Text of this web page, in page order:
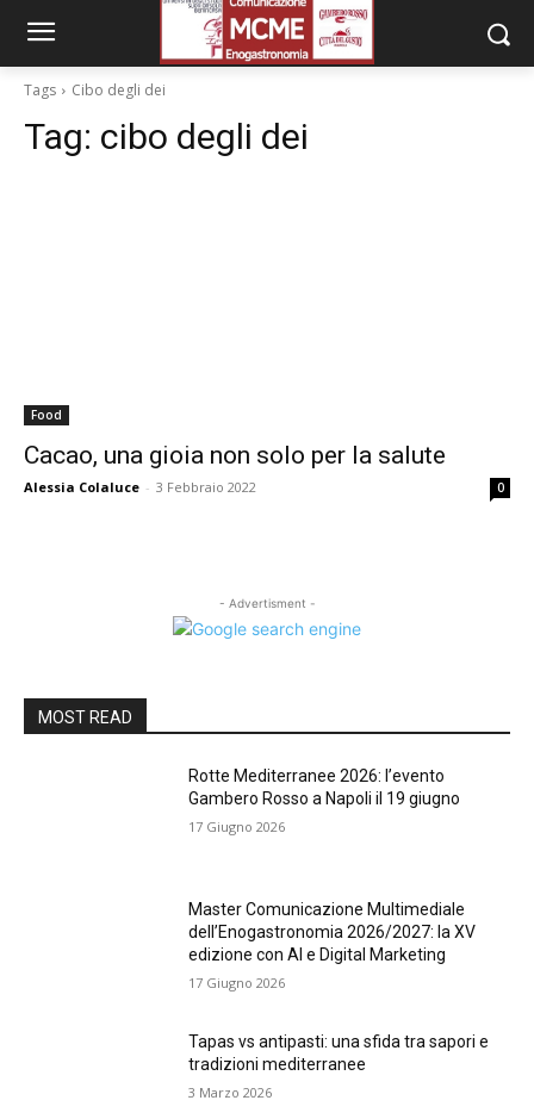
Tags Cibo degli dei
Tag: cibo degli dei
Food
Cacao, una gioia non solo per la salute
Alessia Colaluce - 3 Febbraio 2022 0
- Advertisment -
MOST READ
Rotte Mediterranee 2026: l’evento
Gambero Rosso a Napoli il 19 giugno
17 Giugno 2026
Master Comunicazione Multimediale
dell’Enogastronomia 2026/2027: la XV
edizione con AI e Digital Marketing
17 Giugno 2026
Tapas vs antipasti: una sfida tra sapori e
tradizioni mediterranee
3 Marzo 2026